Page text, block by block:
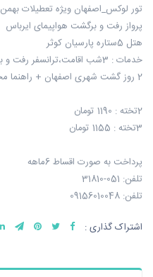
تور لوکس_اصفهان ویژه تعطیلات بهمن
پرواز رفت و برگشت هواپیمای ایرباس
هتل 5ستاره پارسیان کوثر
خدمات : 3شب اقامت،ترانسفر رفت و برگشت
2 روز گشت شهری اصفهان + راهنما محلی
2تخته : 1190 تومان
3تخته : 1155 تومان
پرداخت به صورت اقساط 6ماهه
تلفن: 051-31810
تلفن: 09156010048
اشتراک گذاری :